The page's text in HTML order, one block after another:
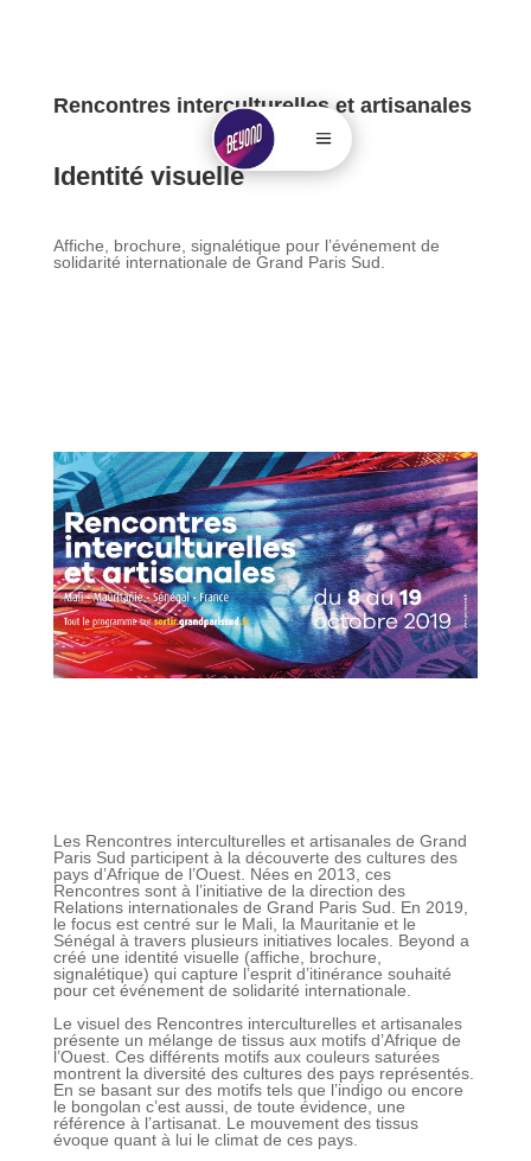
. . . . .....
.
Rencontres interculturelles et artisanales
Identité visuelle
Affiche, brochure, signalétique pour l’événement de
solidarité internationale de Grand Paris Sud.
Les Rencontres interculturelles et artisanales de Grand
Paris Sud participent à la découverte des cultures des
pays d’Afrique de l’Ouest. Nées en 2013, ces
Rencontres sont à l’initiative de la direction des
Relations internationales de Grand Paris Sud. En 2019,
le focus est centré sur le Mali, la Mauritanie et le
Sénégal à travers plusieurs initiatives locales. Beyond a
créé une identité visuelle (affiche, brochure,
signalétique) qui capture l’esprit d’itinérance souhaité
pour cet événement de solidarité internationale.
Le visuel des Rencontres interculturelles et artisanales
présente un mélange de tissus aux motifs d’Afrique de
l’Ouest. Ces différents motifs aux couleurs saturées
montrent la diversité des cultures des pays représentés.
En se basant sur des motifs tels que l’indigo ou encore
le bongolan c’est aussi, de toute évidence, une
référence à l’artisanat. Le mouvement des tissus
évoque quant à lui le climat de ces pays.